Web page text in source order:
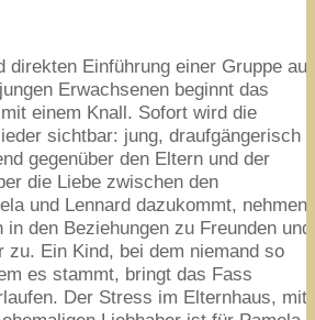
direkten Einführung einer Gruppe
Erwachsenen beginnt das
einem Knall. Sofort wird die
sichtbar: jung, draufgängerisch
gegenüber den Eltern und der
die Liebe zwischen den
und Lennard dazukommt, nehmen
den Beziehungen zu Freunden und
zu. Ein Kind, bei dem niemand so
es stammt, bringt das Fass
Der Stress im Elternhaus, mit